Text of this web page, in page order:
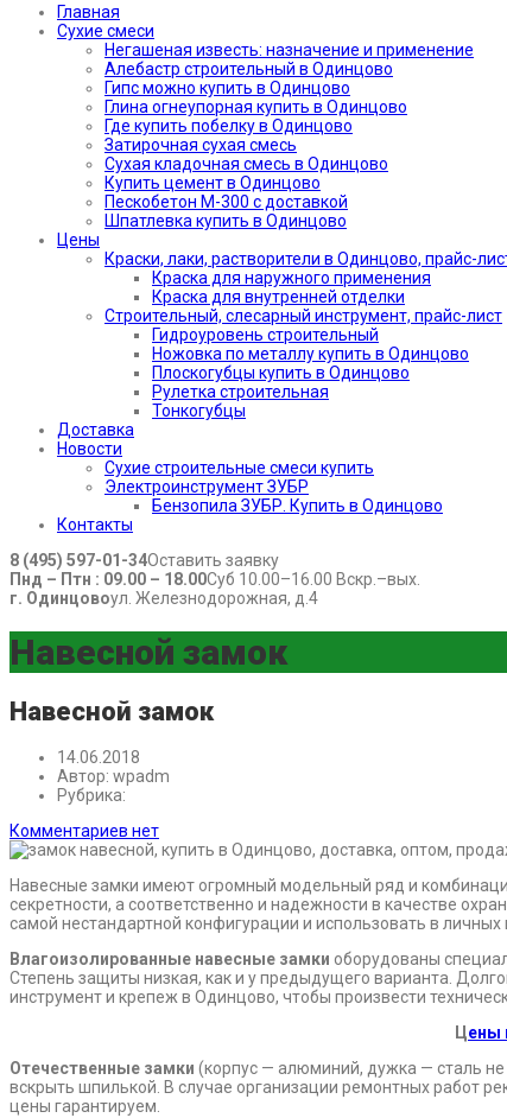
Главная
Сухие смеси
Негашеная известь: назначение и применение
Алебастр строительный в Одинцово
Гипс можно купить в Одинцово
Глина огнеупорная купить в Одинцово
Где купить побелку в Одинцово
Затирочная сухая смесь
Сухая кладочная смесь в Одинцово
Купить цемент в Одинцово
Пескобетон М-300 с доставкой
Шпатлевка купить в Одинцово
Цены
Краски, лаки, растворители в Одинцово, прайс-
Краска для наружного применения
Краска для внутренней отделки
Строительный, слесарный инструмент, прайс-лист
Гидроуровень строительный
Ножовка по металлу купить в Одинцово
Плоскогубцы купить в Одинцово
Рулетка строительная
Тонкогубцы
Доставка
Новости
Сухие строительные смеси купить
Электроинструмент ЗУБР
Бензопила ЗУБР. Купить в Одинцово
Контакты
8 (495) 597-01-34Оставить заявку
Пнд – Птн : 09.00 – 18.00Суб 10.00–16.00 Вскр.–вых.
г. Одинцовоул. Железнодорожная, д.4
Навесной замок
Навесной замок
14.06.2018
Автор: wpadm
Рубрика:
Комментариев нет
Навесные замки имеют огромный модельный ряд и
секретности, а соответственно и надежности в качестве
самой нестандартной конфигурации и использовать в
Влагоизолированные навесные замки оборудованы
Степень защиты низкая, как и у предыдущего варианта.
инструмент и крепеж в Одинцово, чтобы произвести
Цены
Отечественные замки (корпус — алюминий, дужка — сталь не
вскрыть шпилькой. В случае организации ремонтных работ
цены гарантируем.